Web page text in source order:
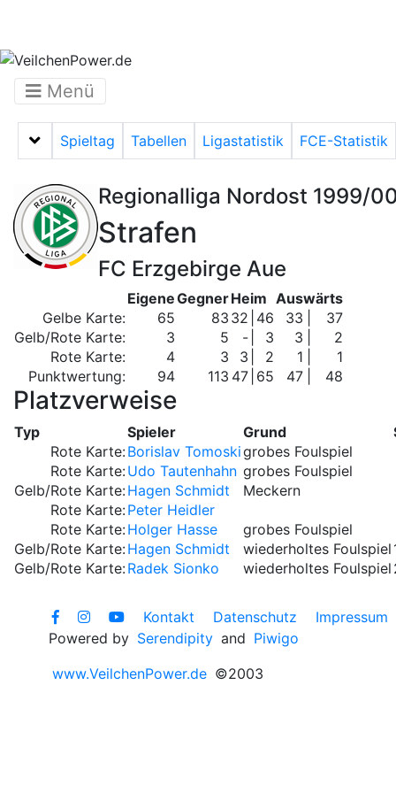
Menü
Menü auf-/zuklappen
Spieltag Tabellen Ligastatistik FCE-Statistik
Regionalliga Nordost 1999/
Strafen
FC Erzgebirge Aue
EigeneGegnerHeim Auswärts
Gelbe Karte:
65 83 32 46 33
37
Gelb/Rote Karte:
3 5 - 3 3
2
Rote Karte:
4 3 3 2 1
1
Punktwertung:
94 113 47 65 47 48
Platzverweise
Typ Spieler Grund
Rote Karte:Borislav Tomoskigrobes Foulspiel
Rote Karte:Udo Tautenhahn grobes Foulspiel
Gelb/Rote Karte:Hagen Schmidt
Meckern
Rote Karte:Peter Heidler
Rote Karte:Holger Hasse
grobes Foulspiel
Gelb/Rote Karte:Hagen Schmidt wiederholtes Foulspiel
Gelb/Rote Karte:Radek Sionko wiederholtes Foulspiel
Kontakt Datenschutz
Impressum
Powered by Serendipity and Piwigo
www.VeilchenPower.de ©2003